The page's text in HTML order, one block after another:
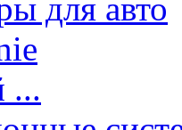
для авто
...